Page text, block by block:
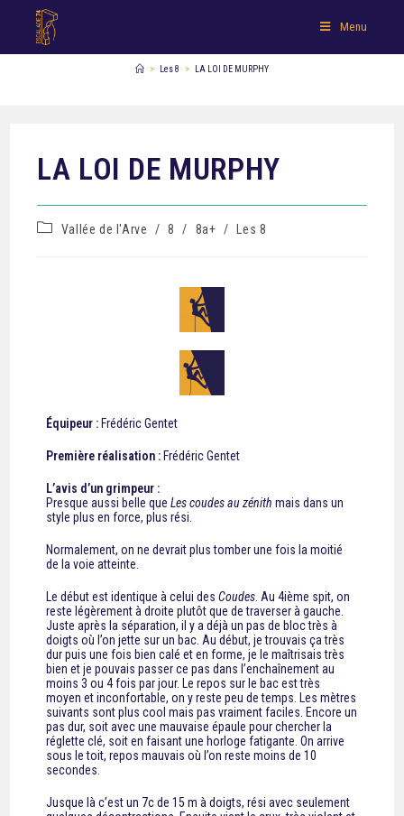
Menu
> Les 8 > LA LOI DE MURPHY
LA LOI DE MURPHY
Vallée de l'Arve / 8 / 8a+ / Les 8
Équipeur : Frédéric Gentet
Première réalisation : Frédéric Gentet
L’avis d’un grimpeur :
Presque aussi belle que Les coudes au zénith mais dans un
style plus en force, plus rési.
Normalement, on ne devrait plus tomber une fois la moitié
de la voie atteinte.
Le début est identique à celui desCoudes . Au 4ième spit, on
reste légèrement à droite plutôt que de traverser à gauche.
Juste après la séparation, il y a déjà un pas de bloc très à
doigts où l’on jette sur un bac. Au début, je trouvais ça très
dur puis une fois bien calé et en forme, je le maîtrisais très
bien et je pouvais passer ce pas dans l’enchaînement au
moins 3 ou 4 fois par jour. Le repos sur le bac est très
moyen et inconfortable, on y reste peu de temps. Les mètres
suivants sont plus cool mais pas vraiment faciles. Encore un
pas dur, soit avec une mauvaise épaule pour chercher la
réglette clé, soit en faisant une horloge fatigante. On arrive
sous le toit, repos mauvais où l’on reste moins de 10
secondes.
Jusque là c’est un 7c de 15 m à doigts, rési avec seulement